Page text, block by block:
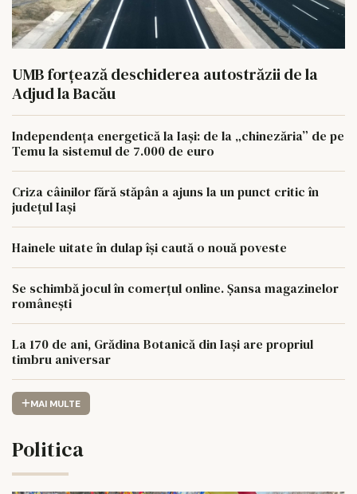
UMB forțează deschiderea autostrăzii de la
Adjud la Bacău
Independența energetică la Iași: de la „chinezăria” de pe
Temu la sistemul de 7.000 de euro
Criza câinilor fără stăpân a ajuns la un punct critic în
județul Iași
Hainele uitate în dulap îşi caută o nouă poveste
Se schimbă jocul în comerțul online. Șansa magazinelor
românești
La 170 de ani, Grădina Botanică din Iași are propriul
timbru aniversar
MAI MULTE
Politica